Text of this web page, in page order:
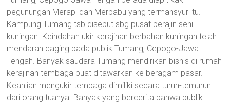
pegunungan Merapi dan Merbabu yang termahsyur itu.
Kampung Tumang tsb disebut sbg pusat perajin seni
kuningan. Keindahan ukir kerajinan berbahan kuningan telah
mendarah daging pada publik Tumang, Cepogo-Jawa
Tengah. Banyak saudara Tumang mendirikan bisnis di rumah
kerajinan tembaga buat ditawarkan ke beragam pasar.
Keahlian mengukir tembaga dimiliki secara turun-temurun
dari orang tuanya. Banyak yang bercerita bahwa publik